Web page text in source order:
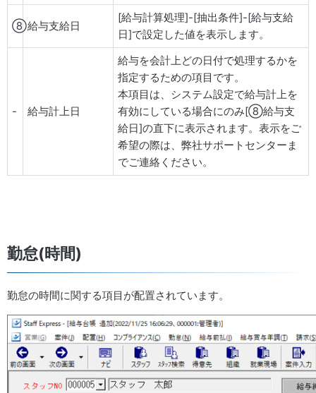
⑧給与支給日
[給与計算処理]-[抽出条件]-[給与支給
日]で設定した値を表示します。
- 給与計上日
給与を会計上どの日付で処理するかを
指定するための項目です。
本項目は、システム設定で給与計上を
有効にしている場合にのみ[⑧給与支
給日]の直下に表示されます。表示をご
希望の際は、弊社サポートセンターま
でご連絡ください。
勤怠(時間)
勤怠の時間に関する項目が配置されています。